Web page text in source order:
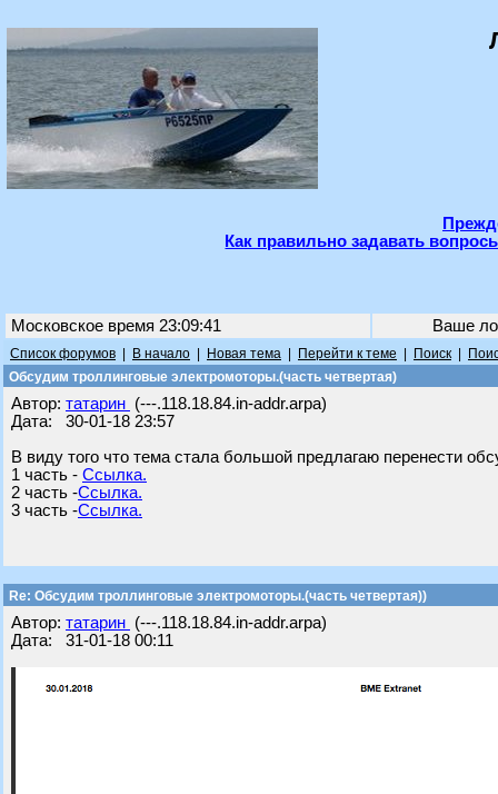
Как правильно задавать
Московское время 23:09:41 Ваше
Список форумов В начало Новая тема Перейти к теме Поиск
Обсудим троллинговые электромоторы.(часть четвертая)
Автор: татарин (---.118.18.84.in-addr.arpa)
Дата: 30-01-18 23:57
В виду того что тема стала большой предлагаю перенести
1 часть - Ссылка.
2 часть -Ссылка.
3 часть -Ссылка.
Re: Обсудим троллинговые электромоторы.(часть четвертая))
Автор: татарин (---.118.18.84.in-addr.arpa)
Дата: 31-01-18 00:11